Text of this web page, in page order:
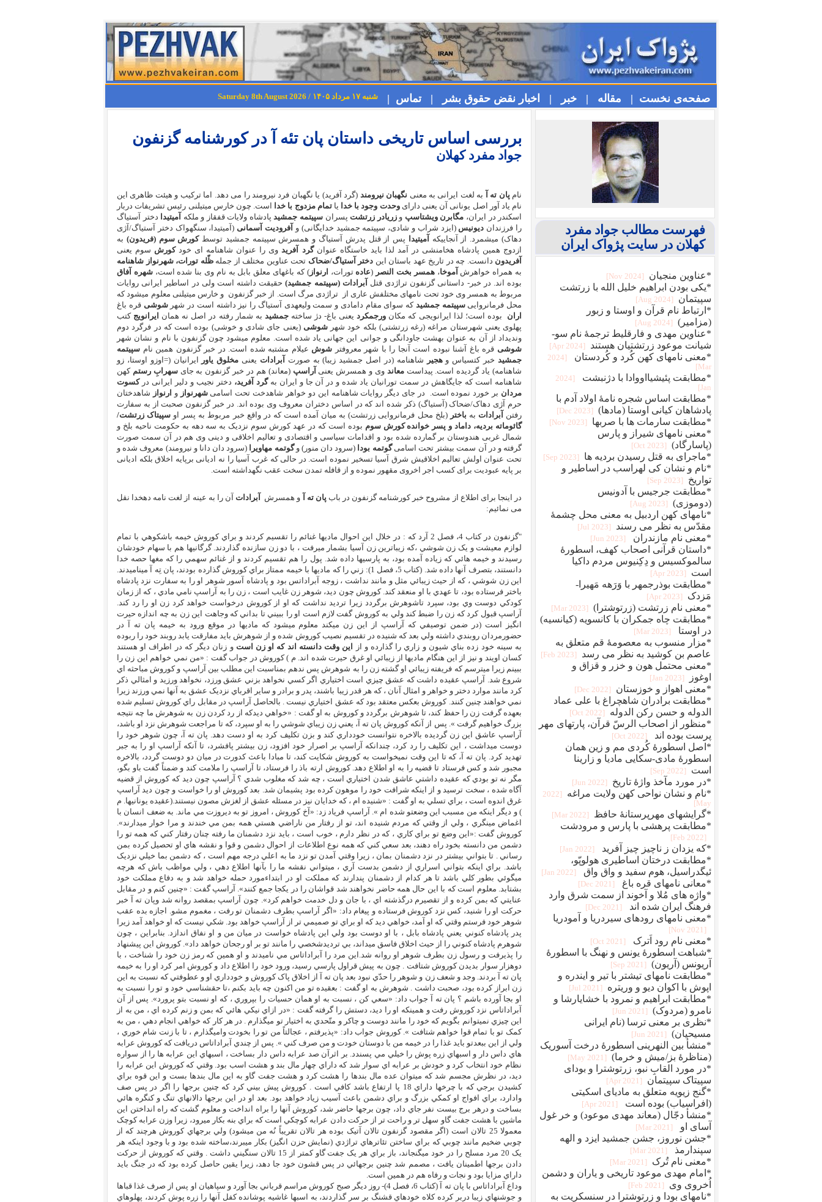
صفحه‌ی نخست | مقاله | خبر | اخبار نقض حقوق بشر | تماس | شنبه ۱۷ مرداد ۱۴۰۵ / Saturday 8th August 2026
بررسی اساس تاریخی داستان پان تئه آ در کورشنامه گزنفون
جواد مفرد کهلان
نام پان ته آبه لغت ایرانی به معنی نگهبان نیرومند (گرد آفرید) یا نگهبان فرد نیرومند را می دهد. اما ترکیب و هیئت ظاهری این
نام یاد آور اصل یونانی آن یعنی دارایوحدت وجود با خدا یاتمام مزدوج با خدا است. چون خارس میتیلنی رئیس تشریفات دربار
اسکندر در ایران، مگابرن ویشتاسپ وزریادر زرتشتپسران سپیتمه جمشیدپادشاه ولایات قفقاز و ملکه آمیتیدا دختر آستیاگ
را فرزندان دیونیس (ایزد شراب و شادی، سپیتمه جمشید خدایگانی) و آفرودیت آسمانی(آمیتیدا، سنگهواک دختر آستیاگ/آژی
دهاک) میشمرد. از آنجاییکه آمیتیدا پس از قتل پدرش آستیاگ و همسرش سپیتمه جمشید توسطکورش سوم (فریدون) به
ازدوج همین پادشاه هخامنشی در آمد لذا باید خاستگاه عنوانگرد آفریدوی را عنوان شاهنامه ای خودکورش سوم یعنی
آفریدون دانست. چه در تاریخ عهد باستان این دختر آستیاگ/ضحاک تحت عناوین مختلف از جمله ظّله تورات، شهرنواز شاهنامه
به همراه خواهرش آموخا،همسر بخت النصر (عاده تورات، ارنواز) که باغهای معلق بابل به نام وی بنا شده است،شهره آفاق
بوده اند. در خبر- داستانی گزنفون تراژدی قتل آبرادات (سپیتمه جمشید)حقیقت داشته است ولی در اساطیر ایرانی روایات
مربوط به همسر وی خود تحت نامهای مختلفش عاری از تراژدی مرگ است. از خبر گزنفون و خارس میتیلنی معلوم میشود که
محل فرمانرواییسپیتمه جمشید که سوای مقام دامادی و سمت ولیعهدی آستیاگ را نیز داشته است در شهرشوشی قره باغ
اران بوده است؛ لذا ایرانویجی که مکان ورجمکردیعنی باغ- دژ ساختهجمشید به شمار رفته در اصل نه همان ایرانویج کتب
پهلوی یعنی شهرستان مراغه (رغه زرتشتی) بلکه خود شهرشوشی (یعنی جای شادی و خوشی) بوده است که در فرگرد دوم
وندیداد از آن به عنوان بهشت جاودانگی و جوانی این جهانی یاد شده است. معلوم میشود چون گزنفون با نام و نشان شهر
شوشیقره باغ آشنا نبوده است آنجا را با شهر معروفتر شوش عیلام مشتبه شده است. در خبر گزنفون همین نام سپیتمه
جمشیدخبر کتسیاس وهجیر شاهنامه (در اصل جمشید زیبا) به صورت آبرادات یعنی مخلوق یاور ایرانیان (=اوزو اوستا، زو
شاهنامه) یاد گردیده است. پیداستمعاندوی و همسرش یعنی آراسپ (معاند) هم در خبر گزنفون به جایسهرابِ رستمکهن
شاهنامه است که جایگاهش در سمت تورانیان یاد شده و در آن جا و ایران بهگرد آفرید، دختر نجیب و دلیر ایرانی درکسوت
مردان بر خورد نموده است. در جای دیگر روایات شاهنامه این دو خواهر شاهدخت تحت اسامیشهرنوازو ارنواز شاهدختان
حرم آژی دهاک/ضحاک (آستیاگ) ذکر شده اند که در اساس دختران معروف وی بوده اند. در خبر گزنفون صحبت از به سفارت
رفتن آبرادات به باختر (بلخ محل فرمانروایی زرتشت) به میان آمده است که در واقع خبر مربوط به پسر او سپیتاک زرتشت/
گائوماته بردیه، داماد و پسر خوانده کورش سوم بوده است که در عهد کورش سوم نزدیک به سه دهه به حکومت ناحیه بلخ و
شمال غربی هندوستان بر گمارده شده بود و اقدامات سیاسی و اقتصادی و تعالیم اخلاقی و دینی وی هم در آن سمت صورت
گرفته و در آن سمت بیشتر تحت اسامیگوتمه بودا (سرود دان منور) وگوتمه مهاویرا (سرود دان دانا و نیرومند) معروف شده و
تحت عنوان اولش تعالیم اخلاقیش شرق آسیا تسخیر نموده است. در حالی که غرب آسیا را نه ادیانی برپایه اخلاق بلکه ادیانی
بر پایه عبودیت برای کسب اجر اخروی مقهور نموده و از قافله تمدن سخت عقب نگهداشته است.
در اینجا برای اطلاع از مشروح خبر کورشنامه گزنفون در باب پان ته آ و همسرش آبراداتآن را به عینه از لغت نامه دهخدا نقل
می نمائیم:
"گزنفون در کتاب 4، فصل 2 آرد که : در خلال اين احوال ماديها غنائم را تقسيم کردند و براي کوروش خيمه باشکوهي با تمام
لوازم معيشت و يک زن شوشي ،که زيباترين زن آسيا بشمار ميرفت ، با دو زن سازنده گذاردند. گرگانيها هم با سهام خودشان
رسيدند و خيمه هائي که زياده آمده بود، به پارسيها داده شد. پول را هم تقسيم کردند و از غنائم سهمي را که مغها حصه خدا
دانستند، بتصرف آنها داده شد. (کتاب 5، فصل 1): زني را که ماديها با خيمه ممتاز براي کوروش گذارده بودند، پان تِه آ ميناميدند.
اين زن شوشي ، که از حيث زيبائي مثل و مانند نداشت ، زوجه آبراداتس بود و پادشاه آسور شوهر او را به سفارت نزد پادشاه
باختر فرستاده بود، تا عهدي با او منعقد کند. کوروش چون ديد، شوهر زن غايب است ، زن را به آراسپ نامي مادي ، که از زمان
کودکي دوست وي بود، سپرد تاشوهرش برگردد زيرا ترديد نداشت که او از کوروش درخواست خواهد کرد زن او را رد کند.
آراسپ قبول کرد که زن را ضبط کند ولي به کوروش گفت لازم است او را ببيني تا بداني که وجاهت اين زن به چه اندازه حيرت
انگيز است (در ضمن توصيفي که آراسپ از اين زن ميکند معلوم ميشود که ماديها در موقع ورود به خيمه پان ته آ در
حضورمردان روبندي داشته ولي بعد که شنيده در تقسيم نصيب کوروش شده و از شوهرش بايد مفارقت يابد روبند خود را ربوده
به سينه خود زده بناي شيون و زاري را گذارده و از
اين وقت دانسته اند که او زن است و زنان ديگر که در اطراف او هستند
کسان اويند و نيز از اين هنگام ماديها از زيبائي او غرق حيرت شده اند. م ) کوروش در جواب گفت : «من نمي خواهم اين زن را
ببينم زيرا ميترسم که فريفته زيبائي او گشته زن را به شوهرش پس ندهم بمناسبت اين مطلب بين آراسپ و کوروش مباحثه اي
شروع شد. آراسپ عقيده داشت که عشق چيزي است اختياري اگر کسي نخواهد بزني عشق ورزد، نخواهد ورزيد و امثالي ذکر
کرد مانند موارد دختر و خواهر و امثال آنان ، که هر قدر زيبا باشند، پدر و برادر و ساير اقرباي نزديک عشق به آنها نمي ورزند زيرا
نمي خواهند چنين کنند. کوروش بعکس معتقد بود که عشق اختياري نيست . بالحاصل آراسپ در مقابل راي کوروش تسليم شده
بعهده گرفت زن را حفظ کند، تا شوهرش برگردد و کوروش به او گفت : «خواهي ديدکه از رد کردن زن به شوهرش ما چه نتيجه
بزرگ خواهيم گرفت ». پس از آنکه کوروش پان ته آ، يعني زن زيباي شوشي را به او سپرد، که تا مراجعت شوهرش نزد او باشد،
آراسپ عاشق اين زن گرديده بالاخره نتوانست خودداري کند و بزن تکليف کرد به او دست دهد. پان ته آ، چون شوهر خود را
دوست ميداشت ، اين تکليف را رد کرد، چندانکه آراسپ بر اصرار خود افزود، زن بيشتر پافشرد، تا آنکه آراسپ او را به جبر
تهديد کرد. پان ته آ، که تا اين وقت نميخواست به کوروش شکايت کند، تا مبادا باعث کدورت در ميان دو دوست گردد، بالاخره
مجبور شد و کس فرستاد تا قضيه را به او اطلاع دهد. کوروش ارته باذ را فرستاد، تا آراسپ را ملامت کند و ضمناً گفت باو بگو،
مگر نه تو بودي که عقيده داشتي عاشق شدن اختياري است ، چه شد که مغلوب شدي ؟ آراسپ چون ديد که کوروش از قضيه
آگاه شده ، سخت ترسيد و از اينکه شرافت خود را موهون کرده بود پشيمان شد. بعد کوروش او را خواست و چون ديد آراسپ
غرق اندوه است ، براي تسلي به او گفت : «شنيده ام ، که خدايان نيز در مسئله عشق از لغزش مصون نيستند.(عقيده يونانيها. م
) و ديگر اينکه من مسبب اين وضعتو شده ام ». آراسپ فرياد زد: «آخ کوروش ، امروز تو به ديروزت مي ماند. به ضعف انسان با
اغماض مينگري ، ولي از وقتي که مردم شنيده اند، تو از رفتار من ناراضي هستي همه بمن مي خندند و مرا خوار ميدارند».
کوروش گفت :«اين وضع تو براي کاري ، که در نظر دارم ، خوب است ، بايد نزد دشمنان ما رفته چنان رفتار کني که همه تو را
دشمن من دانسته بخود راه دهند، بعد سعي کني که همه نوع اطلاعات از احوال دشمن و قوا و نقشه هاي او تحصيل کرده بمن
رساني . تا بتواني بيشتر در نزد دشمنان بمان ، زيرا وقتي آمدن تو نزد ما به اعلي درجه مهم است ، که دشمن بما خيلي نزديک
باشد. براي اينکه بتواني اسراري از دشمن بدست آري ، ميتواني نقشه ما را بآنها اطلاع دهي ، ولي مواظب باش که هرچه
ميگوئي بطور کلي باشد تا هر کدام از دشمنان پندارند که مملکت او در ابتداءمورد حمله خواهد شد و به دفاع مملکت خود
بشتابد. معلوم است که با اين حال همه حاضر نخواهند شد قواشان را در يکجا جمع کنند». آراسپ گفت : «چنين کنم و در مقابل
عنايتي که بمن کرده و از تقصيرم درگذشته اي ، با جان و دل خدمت خواهم کرد». چون آراسپ بمقصد روانه شد وپان ته آ خبر
حرکت او را شنيد، کس نزد کوروش فرستاده و پيغام داد: «اگر آراسپ بطرف دشمنان تو رفت ، مغموم مشو. اجازه بده عقب
شوهر خود فرستم وقتي که او آمد، خواهي ديد که او براي تو صميمي تر از آراسپ خواهد بود. شکي نيست که او خواهد آمد زيرا
پدر پادشاه کنوني يعني پادشاه بابل ، با او دوست بود ولي اين پادشاه خواست در ميان من و او نفاق اندازد. بنابراين ، چون
شوهرم پادشاه کنوني را از حيث اخلاق فاسق ميداند، بي ترديدشخصي را مانند تو بر او رجحان خواهد داد». کوروش اين پيشنهاد
را پذيرفت و رسول زن بطرف شوهر او روانه شد.اين مرد را آبراداتاس مي ناميدند و او همين که رمز زن خود را شناخت ، با
دوهزار سوار بديدن کوروش شتافت . چون به پيش قراول پارسي رسيد، ورود خود را اطلاع داد و کوروش امر کرد او را به خيمه
پان ته آ بردند. وجد و شعف زن و شوهر را حدّي نبود بعد پان ته آ از اخلاق پاک کوروش و خودداري او و عطوفتي که نسبت به اين
زن ابراز کرده بود، صحبت داشت . شوهرش به او گفت : بعقيده تو من اکنون چه بايد بکنم ،تا حقشناسي خود و تو را نسبت به
او بجا آورده باشم ؟ پان ته آ جواب داد: «سعي کن ، نسبت به او همان حسيات را بپروري ، که او نسبت بتو پرورد». پس از آن
آبراداتاس نزد کوروش رفت و همينکه او را ديد، دستش را گرفته گفت : «در ازاي نيکي هائي که بمن و زنم کرده اي ، من به از
اين چيزي نميتوانم بگويم که خود را مانند دوست و چاکر و متّحدي به اختيار تو ميگذارم . در هر کار که خواهي انجام دهي ، من به
کمک تو با تمام قوا خواهم شتافت ». کوروش جواب داد: «پذيرفتم ، عجالتاً من تو را بخودت واميگذارم ، تا با زنت شام خوري ،
ولي از اين ببعدتو بايد غذا را در خيمه من با دوستان خودت و من صرف کني ». پس از چندي آبراداتاس دريافت که کوروش عرابه
هاي داس دار و اسبهاي زره پوش را خيلي مي پسندد. بر اثرآن صد عرابه داس دار بساخت ، اسبهاي اين عرابه ها را از سواره
نظام خود انتخاب کرد و خودش بر عرابه اي سوار شد که داراي چهار مال بند و هشت اسب بود. وقتي که کوروش اين عرابه را
ديد، در نظرش مجسم شد که ميتوان عده مال بندها را هشت کرد و هشت جفت گاو به اين مال بندها بست و اين قوه براي
کشيدن برجي که با چرخها داراي 18 پا ارتفاع باشد کافي است . کوروش پيش بيني کرد که چنين برجها را اگر در پس صف
وادارد، براي افواج او کمکي بزرگ و براي دشمن باعث آسيب زياد خواهد بود. بعد او در اين برجها دالانهاي تنگ و کنگره هائي
بساخت و درهر برج بيست نفر جاي داد، چون برجها حاضر شد، کوروش آنها را براه انداخت و معلوم گشت که راه انداختن اين
ماشين با هشت جفت گاو سهل تر و راحت تر از حرکت دادن عرابه کوچکي است که براي بنه بکار ميرود، زيرا وزن عرابه کوچک
معمولا 25 تالان است (اگر مقصود گزنفون تالان آتيک بوده هر تالان تقريباً نُه من ميشود) ولي برجهاي کوروش هرچند که از
چوبي ضخيم مانند چوبي که براي ساختن تئاترهاي تراژدي (نمايش حزن انگيز) بکار ميبرند،ساخته شده بود و با وجود اينکه هر
يک 20 مرد مسلح را در خود ميگنجاند، باز براي هر يک جفت گاو کمتر از 15 تالان سنگيني داشت . وقتي که کوروش از حرکت
دادن برجها اطمينان يافت ، مصمم شد چنين برجهائي در پس قشون خود جا دهد، زيرا يقين حاصل کرده بود که در جنگ بايد
داراي مزايا بود و نجات و رفاه هم در همين است.
وداع آبراداتاس با پان ته آ (کتاب 6، فصل 4)- روز ديگر صبح کوروش مراسم قرباني بجا آورد و سپاهيان او پس از صرف غذا قباها
و جوشنهاي زيبا دربر کرده کلاه خودهاي قشنگ بر سر گذاردند، به اسبها غاشيه پوشانده کفل آنها را زره پوش کردند، پهلوهاي
فهرست مطالب جواد مفرد
کهلان در سایت پژواک ایران
*عناوین منجیان [2024 Nov]
*یکی بودن ابراهیم خلیل الله با زرتشت
سپیتمان
[2024 Aug]
*ارتباط نام قرآن و اوستا و زبور
(مزامیر)
[2024 Aug]
*عناوین مهدی و فارقلیط ترجمهٔ نام سو-
شیانت موعود زرتشتیان هستند
[2024 Apr]
*معنی نامهای کهن کُرد و کُردستان
[2024
Mar]
*مطابقت پئیشیااووادا با دژنبشت
[2024
Jan]
*مطابقت اساس شجره نامهٔ اولاد آدم با
پادشاهان کیانی اوستا (مادها)
[2023 Dec]
*مطابقت سارمات ها با صربها [2023 Nov]
*معنی نامهای شیراز و پارس
(پاسارگاد)
[2023 Oct]
*ماجرای به قتل رسیدن بردیه ها [2023 Sep]
*نام و نشان کی لهراسب در اساطیر و
تواریخ
[2023 Sep]
*مطابقت جرجیس با آدونیس
(دوموزی)
[2023 Aug]
*نامهای کهن اردبیل به معنی محل چشمهٔ
مقدّس به نظر می رسند
[2023 Jul]
*معنی نام مازندران [2023 Jun]
*داستان قرآنی اصحاب کهف، اسطورهٔ
سالموکسیس و دِکِنیوس مردم داکیا
است
[2023 Apr]
*مطابقت بوذرجمهر با وَرَهه مَهیرا-
مَزدک
[2023 Apr]
*معنی نام زرتشت (زرتوشترا) [2023 Mar]
*مطابقت چاه جمکران با کانسویه (کیانسیه)
در اوستا
[2023 Mar]
*مزار منسوب به معصومهٔ قم متعلق به
عاصم بن کوشید به نظر می رسد
[2023 Feb]
*معنی محتمل هون و خزر و قزاق و
اوغوز
[2023 Jan]
*معنی اهواز و خوزستان [2022 Dec]
*مطابقت برادران شاهچراغ با علی عماد
الدوله و حسن رکن الدوله
[2022 Oct]
*منظور از اصحاب الرسّ قرآن، پارتهای مهر
پرست بوده اند
[2022 Oct]
*اصل اسطورهٔ کُردی مم و زین همان
اسطورهٔ مادی-سکایی مادیا و زارینا
است
[2022 Sep]
*در مورد مآخذ واژۀ تاریخ [2022 Jun]
*نام و نشان نواحی کهن ولایت مراغه
[2022
May]
*گرایشهای مهرپرستانۀ حافظ [2022 Mar]
*مطابقت پرهشی با پارس و مرودشت
[2022 Feb]
*که یزدان ز ناچیز چیز آفرید [2022 Jan]
*مطابقت درختان اساطیری هولوپّو،
ئیگدراسیل، هوم سفید و واق واق
[2022 Jan]
*معانی نامهای قره باغ [2021 Dec]
*واژه های مُلا و آخوند از سمت شرق وارد
فرهنگ ایران شده اند
[2021 Dec]
*معنی نامهای رودهای سیردریا و آمودریا
[2021 Nov]
*معنی نام رود اَترک [2021 Oct]
*شباهت اسطورۀ یونس و نهنگ با اسطورۀ
آریونس (آریون)
[2021 Sep]
*مطابقت نامهای تیشتر با تیر و ایندره و
اپوش با اکوان دیو و وریتره
[2021 Jul]
*مطابقت ابراهیم و نمرود با خشایارشا و
نامرو (مردوک)
[2021 Jun]
*نظری بر معنی ترسا (نام ایرانی
مسیحیان)
[2021 Jun]
*منشأ بین النهرینی اسطورۀ درخت آسوریک
(مناظرۀ بز/میش و خرما)
[2021 May]
*در مورد القابِ نبو، زرتوشترا و بودای
سپیتاک سپیتمان
[2021 Apr]
*گنج زیویه متعلق به مادیای اسکیتی
(افراسیاب) بوده است
[2021 Apr]
*منشأ دجّال (معاند مهدی موعود) و خر غول
آسای او
[2021 Mar]
*جشن نوروز، جشن جمشید ایزد و الهه
سپندارمذ
[2021 Mar]
*معنی نام تُرک [2021 Mar]
*امام مهدی موعود تاریخی و یاران و دشمن
اُخروی وی
[2021 Feb]
*نامهای بودا و زرتوشترا در سنسکریت به